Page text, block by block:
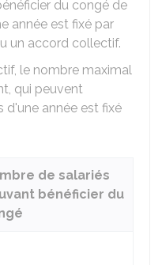
du congé de
année est fixé par
un accord collectif.
le nombre maximal
qui peuvent
d'une année est fixé
de salariés
bénéficier du